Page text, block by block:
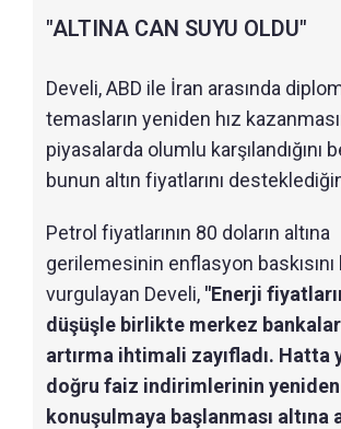
"ALTINA CAN SUYU OLDU"
Develi, ABD ile İran arasında
temasların yeniden hız
piyasalarda olumlu karşılandığını
bunun altın fiyatlarını
Petrol fiyatlarının 80 doların altına
gerilemesinin enflasyon
vurgulayan Develi, "Enerji
düşüşle birlikte merkez
artırma ihtimali zayıfladı. Hatta
doğru faiz indirimlerinin yeniden
konuşulmaya başlanması altına